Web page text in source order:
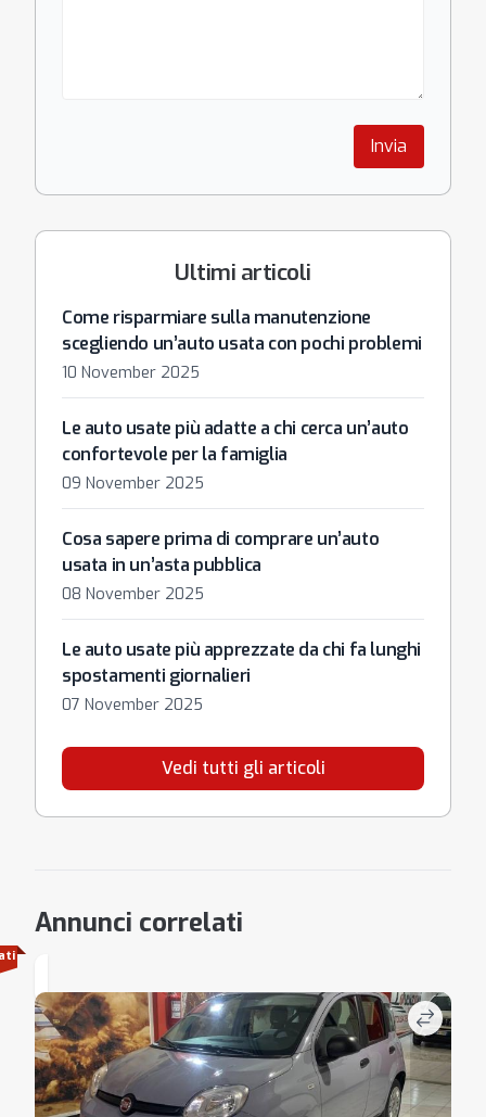
Invia
Ultimi articoli
Come risparmiare sulla manutenzione
scegliendo un’auto usata con pochi problemi
10 November 2025
Le auto usate più adatte a chi cerca un’auto
confortevole per la famiglia
09 November 2025
Cosa sapere prima di comprare un’auto
usata in un’asta pubblica
08 November 2025
Le auto usate più apprezzate da chi fa lunghi
spostamenti giornalieri
07 November 2025
Vedi tutti gli articoli
Annunci correlati